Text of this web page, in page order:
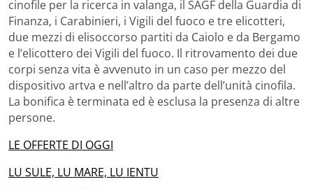
cinofile per la ricerca in valanga, il SAGF della Guardia di
Finanza, i Carabinieri, i Vigili del fuoco e tre elicotteri,
due mezzi di elisoccorso partiti da Caiolo e da Bergamo
e l’elicottero dei Vigili del fuoco. Il ritrovamento dei due
corpi senza vita è avvenuto in un caso per mezzo del
dispositivo artva e nell’altro da parte dell’unità cinofila.
La bonifica è terminata ed è esclusa la presenza di altre
persone.
LE OFFERTE DI OGGI
LU SULE, LU MARE, LU IENTU